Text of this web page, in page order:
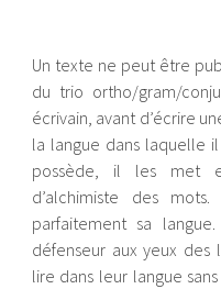
Un texte ne peut être
du trio ortho/gram/
écrivain, avant d’écrire
la langue dans laquelle
possède, il les met
d’alchimiste des
parfaitement sa
défenseur aux yeux
lire dans leur langue